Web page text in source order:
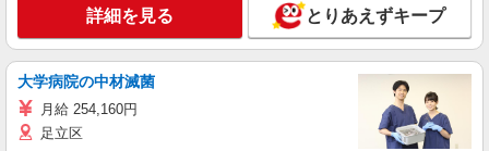
詳細を見る とりあえずキープ
大学病院の中材滅菌
月給 254,160円
足立区